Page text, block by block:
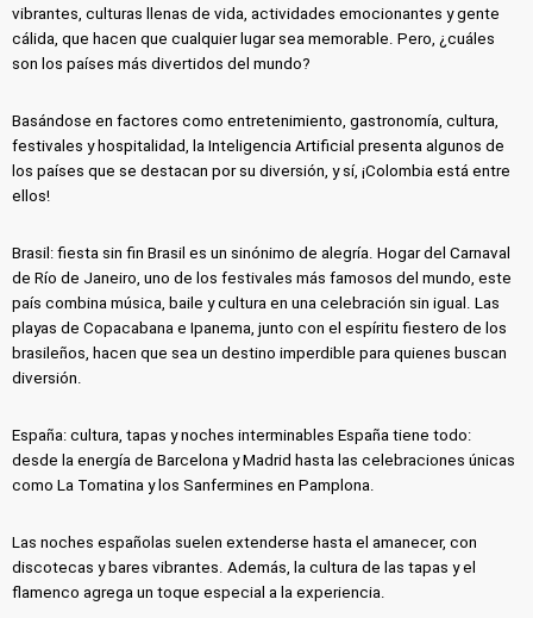
vibrantes, culturas llenas de vida, actividades emocionantes y gente
cálida, que hacen que cualquier lugar sea memorable. Pero, ¿cuáles
son los países más divertidos del mundo?
Basándose en factores como entretenimiento, gastronomía, cultura,
festivales y hospitalidad, la Inteligencia Artificial presenta algunos de
los países que se destacan por su diversión, y sí, ¡Colombia está entre
ellos!
Brasil: fiesta sin fin Brasil es un sinónimo de alegría. Hogar del Carnaval
de Río de Janeiro, uno de los festivales más famosos del mundo, este
país combina música, baile y cultura en una celebración sin igual. Las
playas de Copacabana e Ipanema, junto con el espíritu fiestero de los
brasileños, hacen que sea un destino imperdible para quienes buscan
diversión.
España: cultura, tapas y noches interminables España tiene todo:
desde la energía de Barcelona y Madrid hasta las celebraciones únicas
como La Tomatina y los Sanfermines en Pamplona.
Las noches españolas suelen extenderse hasta el amanecer, con
discotecas y bares vibrantes. Además, la cultura de las tapas y el
flamenco agrega un toque especial a la experiencia.